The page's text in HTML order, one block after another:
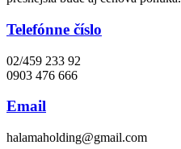
Telefónne číslo
02/459 233 92
0903 476 666
Email
halamaholding@gmail.com